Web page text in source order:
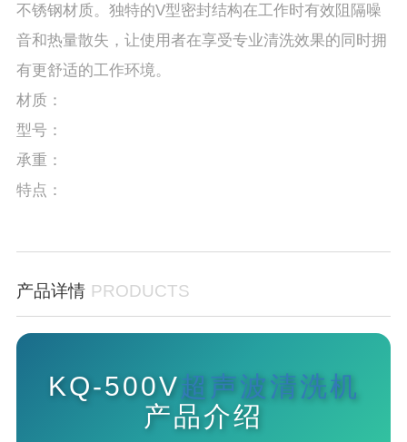
不锈钢材质。独特的V型密封结构在工作时有效阻隔噪
音和热量散失，让使用者在享受专业清洗效果的同时拥
有更舒适的工作环境。
材质：
型号：
承重：
特点：
产品详情 PRODUCTS
KQ-500V超声波清洗机
产品介绍